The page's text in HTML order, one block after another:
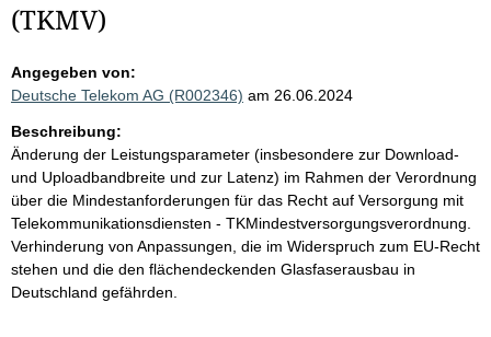
(TKMV)
Angegeben von:
Deutsche Telekom AG (R002346) am 26.06.2024
Beschreibung:
Änderung der Leistungsparameter (insbesondere zur Download-
und Uploadbandbreite und zur Latenz) im Rahmen der Verordnung
über die Mindestanforderungen für das Recht auf Versorgung mit
Telekommunikationsdiensten - TKMindestversorgungsverordnung.
Verhinderung von Anpassungen, die im Widerspruch zum EU-Recht
stehen und die den flächendeckenden Glasfaserausbau in
Deutschland gefährden.